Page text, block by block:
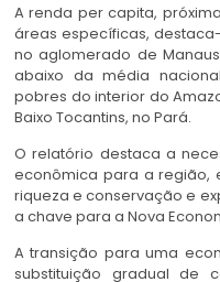
A renda per capita,
áreas específicas,
no aglomerado de
abaixo da média
pobres do interior do
Baixo Tocantins, no Pará.
O relatório destaca a
econômica para a região,
riqueza e conservação e
a chave para a Nova
A transição para uma
substituição gradual de